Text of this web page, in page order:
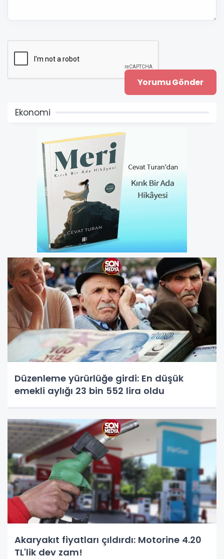
Ekonomi
Düzenleme yürürlüğe girdi: En düşük
emekli aylığı 23 bin 552 lira oldu
Akaryakıt fiyatları çıldırdı: Motorine 4.20
TL'lik dev zam!